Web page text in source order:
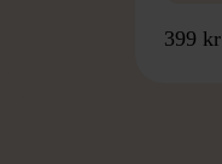
399 kr